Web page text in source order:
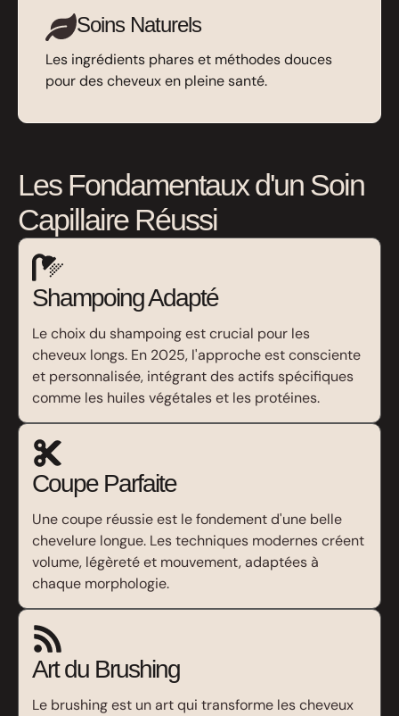
Soins Naturels
Les ingrédients phares et méthodes douces
pour des cheveux en pleine santé.
Les Fondamentaux d'un Soin
Capillaire Réussi
Shampoing Adapté
Le choix du shampoing est crucial pour les
cheveux longs. En 2025, l'approche est consciente
et personnalisée, intégrant des actifs spécifiques
comme les huiles végétales et les protéines.
Coupe Parfaite
Une coupe réussie est le fondement d'une belle
chevelure longue. Les techniques modernes créent
volume, légèreté et mouvement, adaptées à
chaque morphologie.
Art du Brushing
Le brushing est un art qui transforme les cheveux